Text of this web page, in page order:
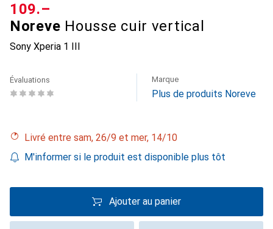
Noreve Housse cuir vertical
Sony Xperia 1 III
CHF
109.–
Évaluations Marque
Plus de produits Noreve
Livré entre sam, 26/9 et mer, 14/10
M'informer si le produit est disponible plus tôt
Ajouter au panier